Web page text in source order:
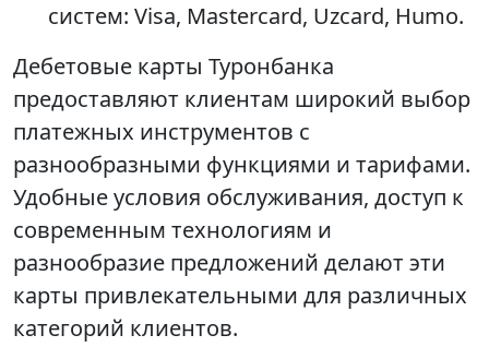
систем: Visa, Mastercard, Uzcard, Humo.
Дебетовые карты Туронбанка
предоставляют клиентам широкий выбор
платежных инструментов с
разнообразными функциями и тарифами.
Удобные условия обслуживания, доступ к
современным технологиям и
разнообразие предложений делают эти
карты привлекательными для различных
категорий клиентов.